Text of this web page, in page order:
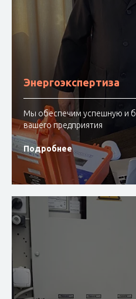
Энергоэкспертиза
Мы обеспечим успешную и
вашего предприятия
Подробнее